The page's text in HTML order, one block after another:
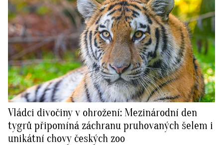
Vládci divočiny v ohrožení: Mezinárodní den
tygrů připomíná záchranu pruhovaných šelem i
unikátní chovy českých zoo